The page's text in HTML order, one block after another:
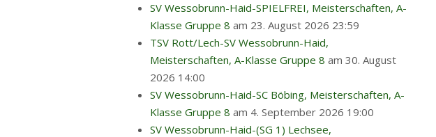
SV Wessobrunn-Haid-SPIELFREI, Meisterschaften, A-
Klasse Gruppe 8 am 23. August 2026 23:59
TSV Rott/Lech-SV Wessobrunn-Haid,
Meisterschaften, A-Klasse Gruppe 8 am 30. August
2026 14:00
SV Wessobrunn-Haid-SC Böbing, Meisterschaften, A-
Klasse Gruppe 8 am 4. September 2026 19:00
SV Wessobrunn-Haid-(SG 1) Lechsee,